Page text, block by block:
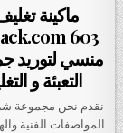
ماكينة
منسي لتوريد
التعبئة و
المواصفات الفنية